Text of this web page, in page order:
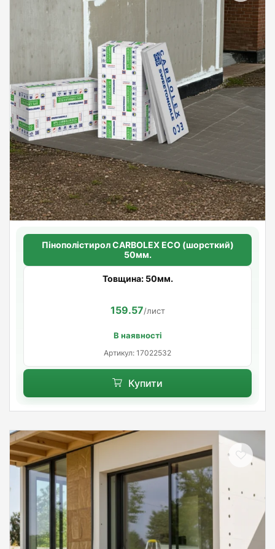
Пінополістирол CARBOLEX ECO (шорсткий)
50мм.
Товщина: 50мм.
159.57/лист
В наявності
Артикул: 17022532
Купити